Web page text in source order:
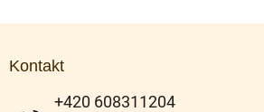
Kontakt
+420 608311204